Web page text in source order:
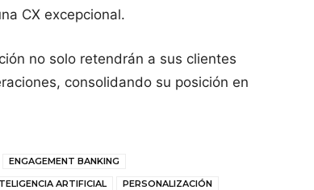
CX excepcional.
no solo retendrán a sus clientes
consolidando su posición en
ENGAGEMENT BANKING
ARTIFICIAL PERSONALIZACIÓN